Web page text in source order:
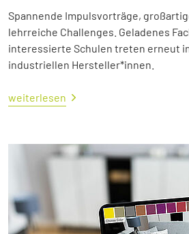
Spannende Impulsvorträge,
lehrreiche Challenges. Geladenes
interessierte Schulen treten erneut
industriellen Hersteller*innen.
weiterlesen